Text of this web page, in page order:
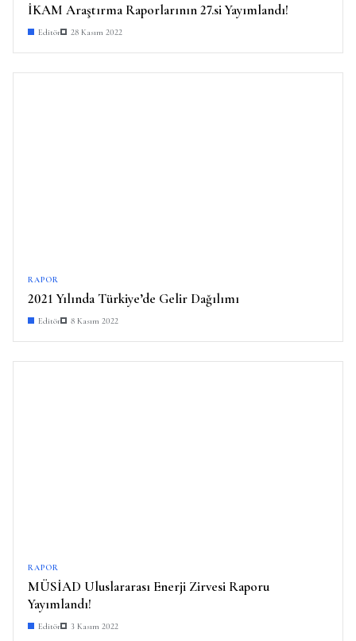
İKAM Araştırma Raporlarının 27.si Yayımlandı!
Editör 28 Kasım 2022
RAPOR
2021 Yılında Türkiye’de Gelir Dağılımı
Editör 8 Kasım 2022
RAPOR
MÜSİAD Uluslararası Enerji Zirvesi Raporu
Yayımlandı!
Editör 3 Kasım 2022